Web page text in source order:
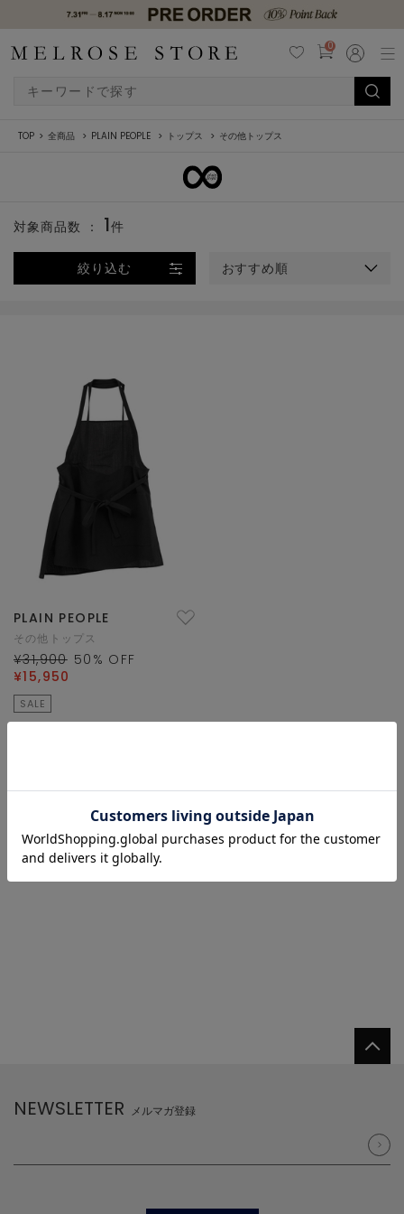
0
TOP 全商品 PLAIN PEOPLE トップス その他トップス
絞り込む おすすめ順
対象商品数 ： 1件
PLAIN PEOPLE
その他トップス
¥31,900 50 % OFF
¥15,950
SALE
1/1 ページ全1件
1
NEWSLETTER メルマガ登録